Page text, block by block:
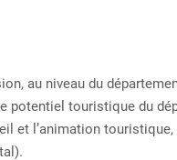
au niveau du
potentiel touristique du
et l’animation